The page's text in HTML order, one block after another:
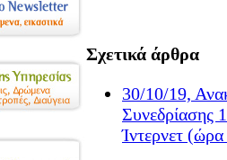
Σχετικά άρθρα
30/10/19,
Συνεδρίασης
Ίντερνετ